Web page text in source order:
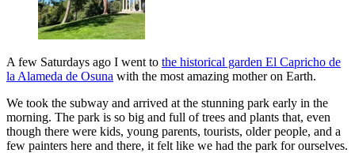
A few Saturdays ago I went to the historical garden El Capricho de
la Alameda de Osuna with the most amazing mother on Earth.
We took the subway and arrived at the stunning park early in the
morning. The park is so big and full of trees and plants that, even
though there were kids, young parents, tourists, older people, and a
few painters here and there, it felt like we had the park for ourselves.